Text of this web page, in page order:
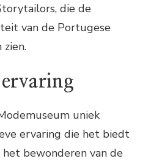
die de
van de Portugese
uniek
ervaring die het biedt
het bewonderen van de